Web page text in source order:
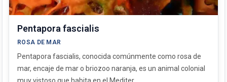
Pentapora fascialis
ROSA DE MAR
Pentapora fascialis, conocida comúnmente como rosa de
mar, encaje de mar o briozoo naranja, es un animal colonial